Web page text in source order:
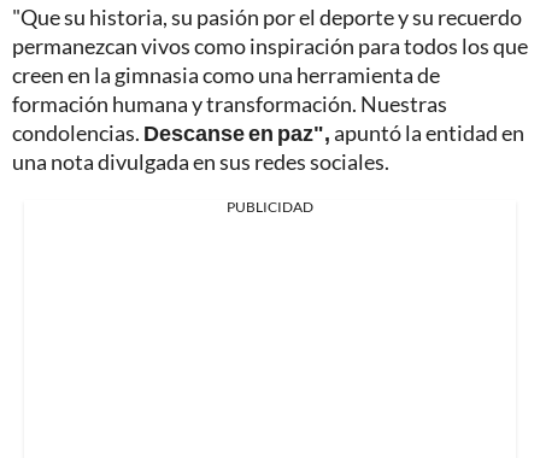
"Que su historia, su pasión por el deporte y su recuerdo
permanezcan vivos como inspiración para todos los que
creen en la gimnasia como una herramienta de
formación humana y transformación. Nuestras
condolencias. Descanse en paz",apuntó la entidad en
una nota divulgada en sus redes sociales.
PUBLICIDAD